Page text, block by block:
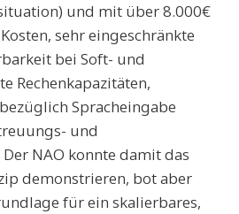
und mit über 8.000€
sehr eingeschränkte
bei Soft- und
Rechenkapazitäten,
Spracheingabe
und
NAO konnte damit das
demonstrieren, bot aber
für ein skalierbares,